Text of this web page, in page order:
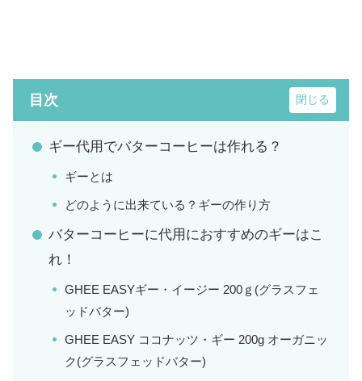
目次
ギー代用でバターコーヒーは作れる？
ギーとは
どのように出来ている？ギーの作り方
バターコーヒーに代用におすすめのギーはこ
れ！
GHEE EASYギー・イージー 200ｇ(グラスフェ
ッドバター)
GHEE EASY ココナッツ・ギー 200g オーガニッ
ク(グラスフェッドバター)